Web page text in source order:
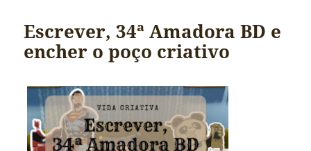
Escrever, 34ª Amadora BD e
encher o poço criativo